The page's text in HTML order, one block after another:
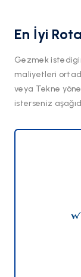
En İyi
Gezmek
maliyetleri
veya Tekne
isterseniz